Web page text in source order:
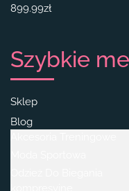
899.99zł
Szybkie
Sklep
Blog